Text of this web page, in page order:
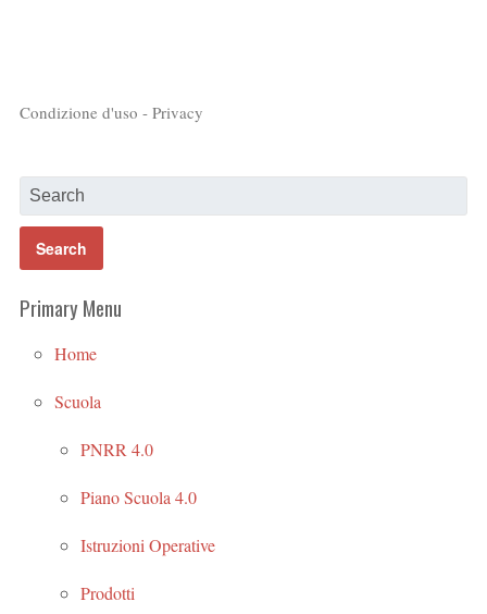
Condizione d'uso - Privacy
Primary Menu
Home
Scuola
PNRR 4.0
Piano Scuola 4.0
Istruzioni Operative
Prodotti